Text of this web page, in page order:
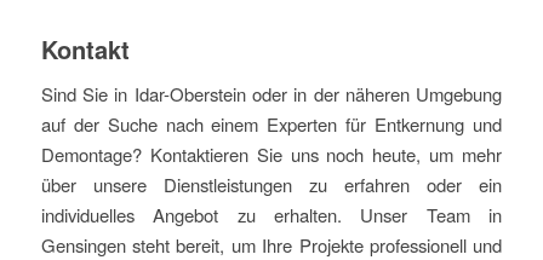
Kontakt
Sind Sie in Idar-Oberstein oder in der näheren Umgebung
auf der Suche nach einem Experten für Entkernung und
Demontage? Kontaktieren Sie uns noch heute, um mehr
über unsere Dienstleistungen zu erfahren oder ein
individuelles Angebot zu erhalten. Unser Team in
Gensingen steht bereit, um Ihre Projekte professionell und